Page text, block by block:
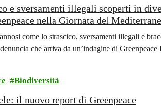
e sversamenti illegali scoperti in
nella Giornata del
come lo strascico, sversamenti illegali e
che arriva da un’indagine di
Biodiversità
il nuovo report di Greenpeace